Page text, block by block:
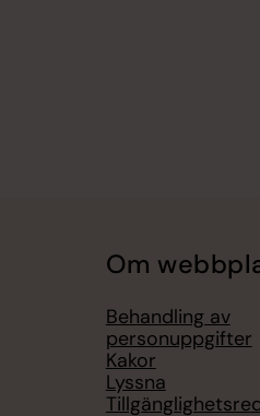
Om
Behandling av
personuppgifter
Kakor
Lyssna